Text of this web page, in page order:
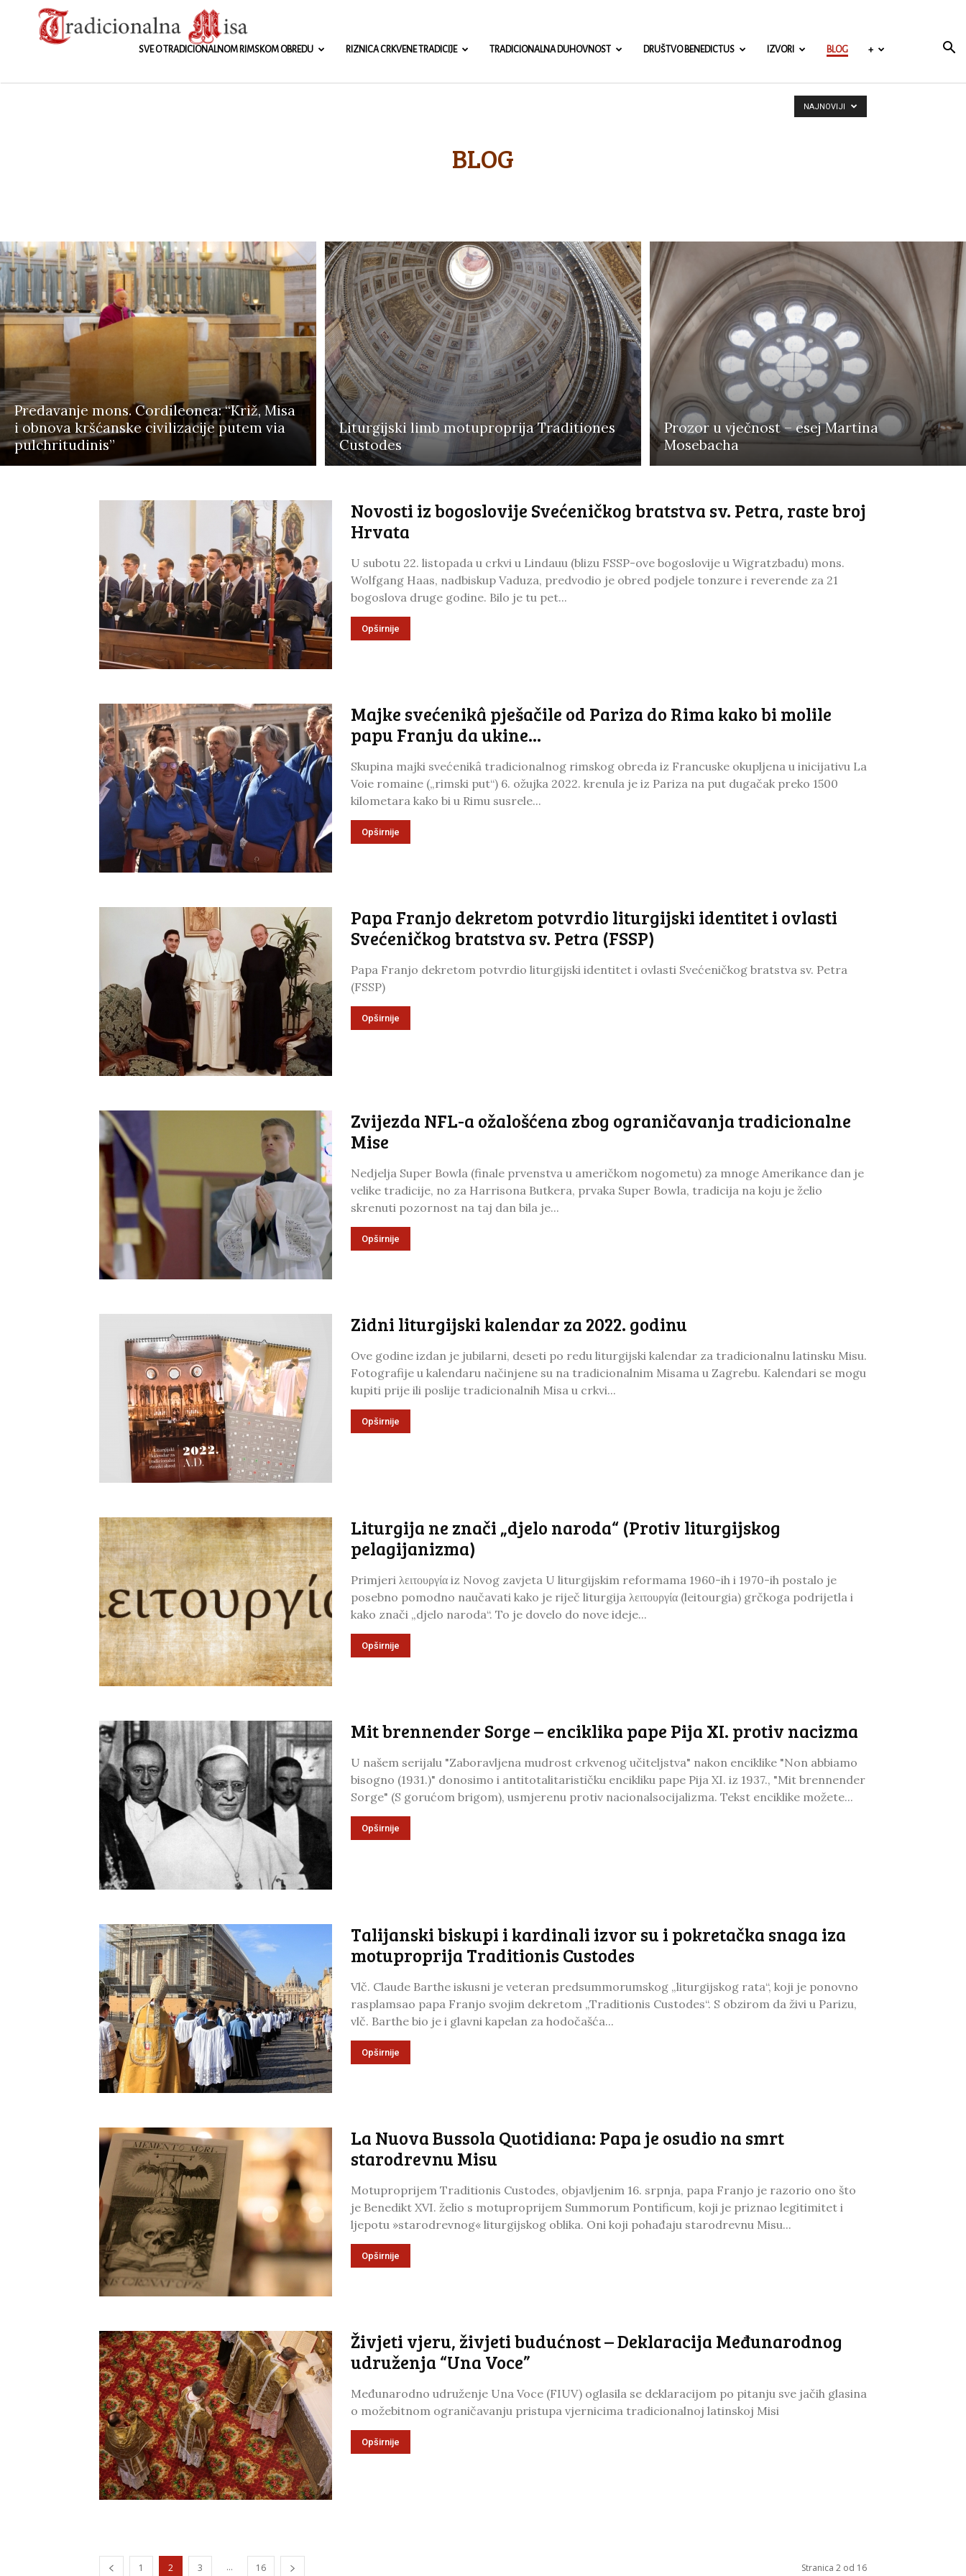
SVE O TRADICIONALNOM RIMSKOM OBREDU RIZNICA CRKVENE TRADICIJE TRADICIONALNA DUHOVNOST DRUŠTVO BENEDICTUS IZVORI BLOG +
BLOG
NAJNOVIJI
Predavanje mons. Cordileonea: “Križ, Misa
i obnova kršćanske civilizacije putem via
pulchritudinis”
Liturgijski limb motuproprija Traditiones
Custodes
Prozor u vječnost – esej Martina
Mosebacha
Novosti iz bogoslovije Svećeničkog bratstva sv. Petra, raste broj
Hrvata
U subotu 22. listopada u crkvi u Lindauu (blizu FSSP-ove bogoslovije u Wigratzbadu) mons.
Wolfgang Haas, nadbiskup Vaduza, predvodio je obred podjele tonzure i reverende za 21
bogoslova druge godine. Bilo je tu pet...
Opširnije
Majke svećenikâ pješačile od Pariza do Rima kako bi molile
papu Franju da ukine...
Skupina majki svećenikâ tradicionalnog rimskog obreda iz Francuske okupljena u inicijativu La
Voie romaine („rimski put“) 6. ožujka 2022. krenula je iz Pariza na put dugačak preko 1500
kilometara kako bi u Rimu susrele...
Opširnije
Papa Franjo dekretom potvrdio liturgijski identitet i ovlasti
Svećeničkog bratstva sv. Petra (FSSP)
Papa Franjo dekretom potvrdio liturgijski identitet i ovlasti Svećeničkog bratstva sv. Petra
(FSSP)
Opširnije
Zvijezda NFL-a ožalošćena zbog ograničavanja tradicionalne
Mise
Nedjelja Super Bowla (finale prvenstva u američkom nogometu) za mnoge Amerikance dan je
velike tradicije, no za Harrisona Butkera, prvaka Super Bowla, tradicija na koju je želio
skrenuti pozornost na taj dan bila je...
Opširnije
Zidni liturgijski kalendar za 2022. godinu
Ove godine izdan je jubilarni, deseti po redu liturgijski kalendar za tradicionalnu latinsku Misu.
Fotografije u kalendaru načinjene su na tradicionalnim Misama u Zagrebu. Kalendari se mogu
kupiti prije ili poslije tradicionalnih Misa u crkvi...
Opširnije
Liturgija ne znači „djelo naroda“ (Protiv liturgijskog
pelagijanizma)
Primjeri λειτουργία iz Novog zavjeta U liturgijskim reformama 1960-ih i 1970-ih postalo je
posebno pomodno naučavati kako je riječ liturgija λειτουργία (leitourgia) grčkoga podrijetla i
kako znači „djelo naroda“. To je dovelo do nove ideje...
Opširnije
Mit brennender Sorge – enciklika pape Pija XI. protiv nacizma
U našem serijalu "Zaboravljena mudrost crkvenog učiteljstva" nakon enciklike "Non abbiamo
bisogno (1931.)" donosimo i antitotalitarističku encikliku pape Pija XI. iz 1937., "Mit brennender
Sorge" (S gorućom brigom), usmjerenu protiv nacionalsocijalizma. Tekst enciklike možete...
Opširnije
Talijanski biskupi i kardinali izvor su i pokretačka snaga iza
motuproprija Traditionis Custodes
Vlč. Claude Barthe iskusni je veteran predsummorumskog „liturgijskog rata“, koji je ponovno
rasplamsao papa Franjo svojim dekretom „Traditionis Custodes“. S obzirom da živi u Parizu,
vlč. Barthe bio je i glavni kapelan za hodočašća...
Opširnije
La Nuova Bussola Quotidiana: Papa je osudio na smrt
starodrevnu Misu
Motuproprijem Traditionis Custodes, objavljenim 16. srpnja, papa Franjo je razorio ono što
je Benedikt XVI. želio s motuproprijem Summorum Pontificum, koji je priznao legitimitet i
ljepotu »starodrevnog« liturgijskog oblika. Oni koji pohađaju starodrevnu Misu...
Opširnije
Živjeti vjeru, živjeti budućnost – Deklaracija Međunarodnog
udruženja “Una Voce”
Međunarodno udruženje Una Voce (FIUV) oglasila se deklaracijom po pitanju sve jačih glasina
o možebitnom ograničavanju pristupa vjernicima tradicionalnoj latinskoj Misi
Opširnije
1 2 3 ... 16 Stranica 2 od 16